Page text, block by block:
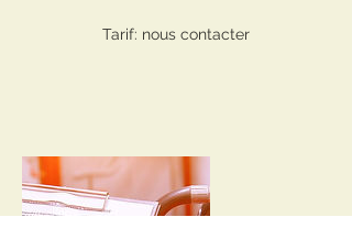
Tarif: nous contacter